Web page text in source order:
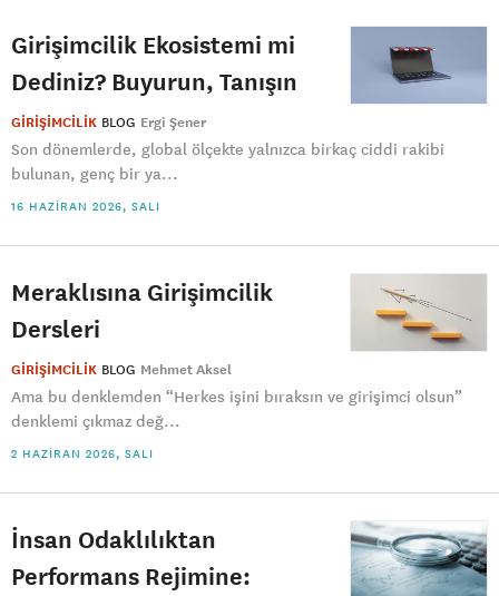
Girişimcilik Ekosistemi mi
Dediniz? Buyurun, Tanışın
GİRİŞİMCİLİK BLOG Ergi Şener
Son dönemlerde, global ölçekte yalnızca birkaç ciddi rakibi
bulunan, genç bir ya...
16 HAZIRAN 2026, SALI
Meraklısına Girişimcilik
Dersleri
GİRİŞİMCİLİK BLOG Mehmet Aksel
Ama bu denklemden “Herkes işini bıraksın ve girişimci olsun”
denklemi çıkmaz değ...
2 HAZIRAN 2026, SALI
İnsan Odaklılıktan
Performans Rejimine: